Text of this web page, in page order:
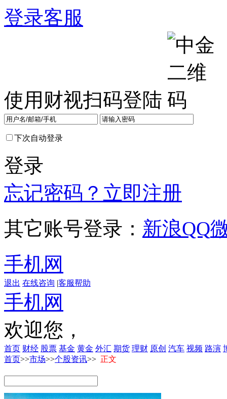
登录客服
使用财视扫码登陆
下次自动登录
登录
忘记密码？ 立即注册
其它账号登录： 新浪QQ
手机网
退出 在线咨询 |客服帮助
手机网
欢迎您，
首页 财经 股票 基金 黄金 外汇 期货 理财 原创 汽车 视频 路演
首页>>市场>>个股资讯>> 正文